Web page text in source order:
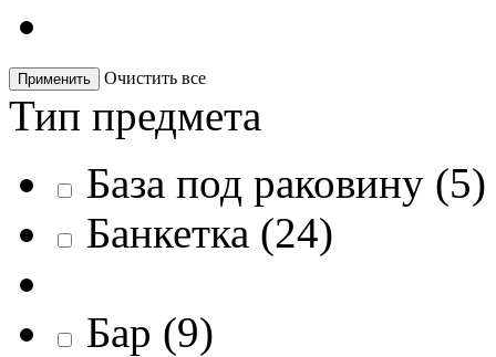
Применить Очистить все
Тип предмета
База под раковину (5)
Банкетка (24)
Бар (9)